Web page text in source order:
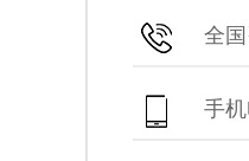
全
手机